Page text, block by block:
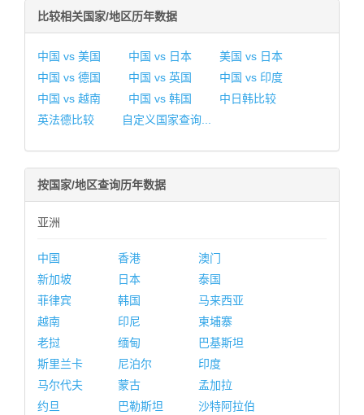
比较相关国家/地区历年数据
中国 vs 美国 中国 vs 日本
美国 vs 日本
中国 vs 德国
中国 vs 英国
中国 vs 印度
中国 vs 越南
中国 vs 韩国
中日韩比较
英法德比较
自定义国家查询...
按国家/地区查询历年数据
亚洲
中国 香港
澳门
新加坡
日本
泰国
菲律宾
韩国
马来西亚
越南
印尼
柬埔寨
老挝
缅甸
巴基斯坦
斯里兰卡
尼泊尔
印度
马尔代夫
蒙古
孟加拉
约旦
巴勒斯坦
沙特阿拉伯